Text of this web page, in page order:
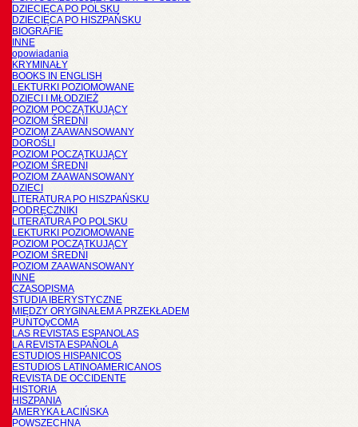
DZIECIĘCA PO POLSKU
DZIECIĘCA PO HISZPAŃSKU
BIOGRAFIE
INNE
opowiadania
KRYMINAŁY
BOOKS IN ENGLISH
LEKTURKI POZIOMOWANE
DZIECI I MŁODZIEŻ
POZIOM POCZĄTKUJĄCY
POZIOM ŚREDNI
POZIOM ZAAWANSOWANY
DOROŚLI
POZIOM POCZĄTKUJĄCY
POZIOM ŚREDNI
POZIOM ZAAWANSOWANY
DZIECI
LITERATURA PO HISZPAŃSKU
PODRĘCZNIKI
LITERATURA PO POLSKU
LEKTURKI POZIOMOWANE
POZIOM POCZĄTKUJĄCY
POZIOM ŚREDNI
POZIOM ZAAWANSOWANY
INNE
CZASOPISMA
STUDIA IBERYSTYCZNE
MIĘDZY ORYGINAŁEM A PRZEKŁADEM
PUNTOyCOMA
LAS REVISTAS ESPANOLAS
LA REVISTA ESPAÑOLA
ESTUDIOS HISPANICOS
ESTUDIOS LATINOAMERICANOS
REVISTA DE OCCIDENTE
HISTORIA
HISZPANIA
AMERYKA ŁACIŃSKA
POWSZECHNA